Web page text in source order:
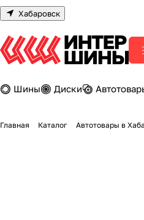
Хабаровск
Шины Диски
Главная Каталог Автотовары в